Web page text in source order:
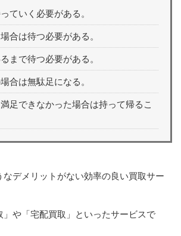
ていく必要がある。
合は待つ必要がある。
まで待つ必要がある。
合は無駄足になる。
足できなかった場合は持って帰るこ
デメリットがない効率の良い買取サー
」や「宅配買取」といったサービスで